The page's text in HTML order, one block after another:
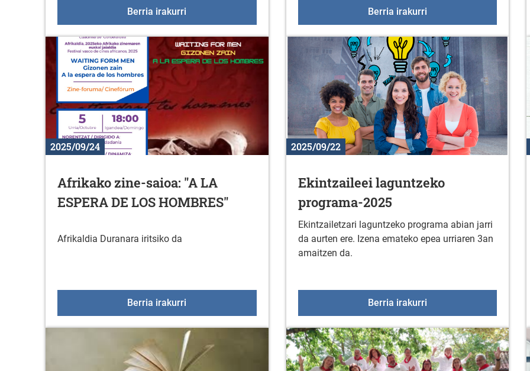
Berria irakurri Ikastaroa: Material grafikoak diseinatzea eta sortzea Canva bidez
Berria irakurriJarduera fisikoko
2025/09/24
Afrikako zine-saioa: "A LA
ESPERA DE LOS HOMBRES"
Afrikaldia Duranara iritsiko da
Berria irakurri Afrikako zine-saioa: "A LA ESPERA DE LOS HOMBRES"
2025/09/22
Ekintzaileei laguntzeko
programa-2025
Ekintzailetzari laguntzeko programa abian jarri
da aurten ere. Izena emateko epea urriaren 3an
amaitzen da.
Berria irakurriEkintzaileei laguntzeko